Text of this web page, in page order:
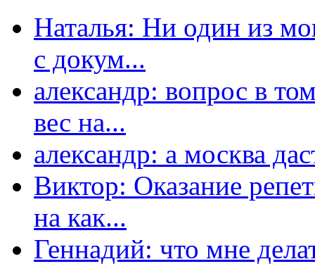
Наталья: Ни один из
с докум...
александр: вопрос в
вес на...
александр: а москва
Виктор: Оказание
на как...
Геннадий: что мне